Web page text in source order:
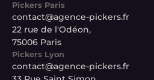
Pickers Paris
contact@agence-pickers.fr
22 rue de l'Odéon,
75006 Paris
Pickers Lyon
contact@agence-pickers.fr